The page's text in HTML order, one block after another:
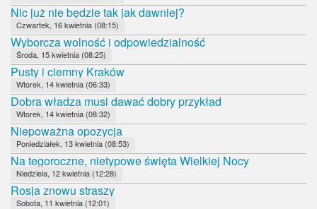
Nic już nie będzie tak jak dawniej?
Czwartek, 16 kwietnia (08:15)
Wyborcza wolność i odpowiedzialność
Środa, 15 kwietnia (08:25)
Pusty i ciemny Kraków
Wtorek, 14 kwietnia (06:33)
Dobra władza musi dawać dobry przykład
Wtorek, 14 kwietnia (08:32)
Niepoważna opozycja
Poniedziałek, 13 kwietnia (08:53)
Na tegoroczne, nietypowe święta Wielkiej Nocy
Niedziela, 12 kwietnia (12:28)
Rosja znowu straszy
Sobota, 11 kwietnia (12:01)